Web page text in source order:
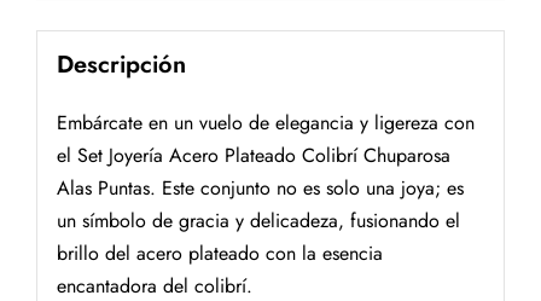
Descripción
Embárcate en un vuelo de elegancia y ligereza con
el Set Joyería Acero Plateado Colibrí Chuparosa
Alas Puntas. Este conjunto no es solo una joya; es
un símbolo de gracia y delicadeza, fusionando el
brillo del acero plateado con la esencia
encantadora del colibrí.